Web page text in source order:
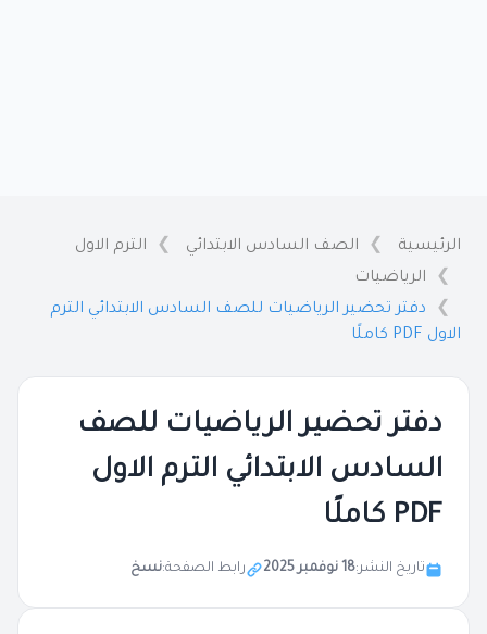
الرئيسية الصف السادس الابتدائي
الترم الاول
الرياضيات
دفتر تحضير الرياضيات للصف السادس الابتدائي الترم
الاول PDF كاملًا
دفتر تحضير الرياضيات للصف
السادس الابتدائي الترم الاول
PDF كاملًا
تاريخ النشر:18 نوفمبر 2025 رابط الصفحة:نسخ